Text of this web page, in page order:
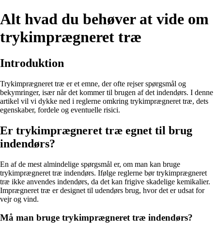
Alt hvad du behøver at vide om
trykimprægneret træ
Introduktion
Trykimprægneret træ er et emne, der ofte rejser spørgsmål og
bekymringer, især når det kommer til brugen af det indendørs. I denne
artikel vil vi dykke ned i reglerne omkring trykimprægneret træ, dets
egenskaber, fordele og eventuelle risici.
Er trykimprægneret træ egnet til brug
indendørs?
En af de mest almindelige spørgsmål er, om man kan bruge
trykimprægneret træ indendørs. Ifølge reglerne bør trykimprægneret
træ ikke anvendes indendørs, da det kan frigive skadelige kemikalier.
Imprægneret træ er designet til udendørs brug, hvor det er udsat for
vejr og vind.
Må man bruge trykimprægneret træ indendørs?